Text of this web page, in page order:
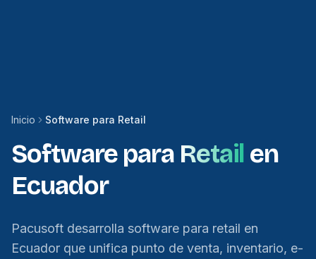
Inicio Software para Retail
Software para Retail en
Ecuador
Pacusoft desarrolla software para retail en
Ecuador que unifica punto de venta, inventario, e-